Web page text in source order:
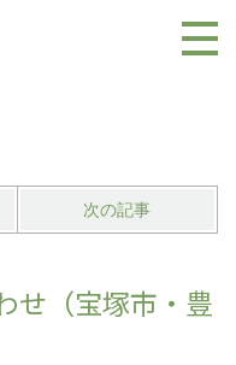
次の記事
せ（宝塚市・豊